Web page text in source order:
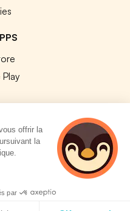
droits réservés.
offrir la
la
par
4 personnes
consultent
actuellement cette